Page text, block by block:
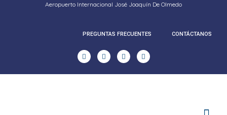
Aeropuerto Internacional José Joaquín De Olmedo
PREGUNTAS FRECUENTES CONTÁCTANOS